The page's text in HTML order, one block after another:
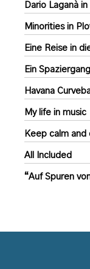
Dario Laganà
Minorities in
Eine Reise in
Ein
Havana
My life in music
Keep calm and
All Included
“Auf Spuren